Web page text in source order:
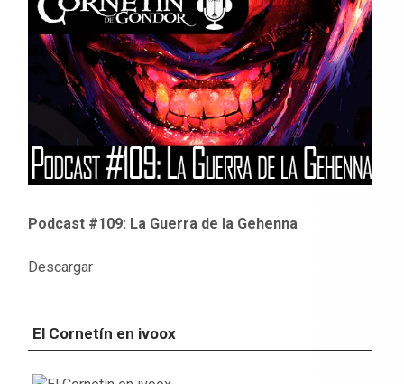
Podcast #109: La Guerra de la Gehenna
Descargar
El Cornetín en ivoox